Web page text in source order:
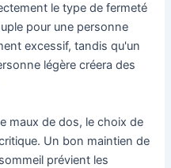
le type de fermeté
pour une personne
excessif, tandis qu'un
légère créera des
maux de dos, le choix de
Un bon maintien de
prévient les